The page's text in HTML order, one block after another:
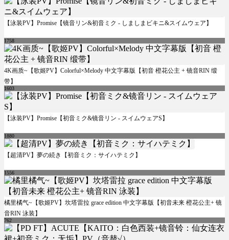
【泳装PV】Promise【镜音リン&初音ミク - しましまビキニ&スイムウェア】
1758
4K画质~【歌姬PV】Colorful×Melody 中文字幕版【初音 橙花公主 + 镜音RIN 缎
带】
1603
【泳装PV】Promise【初音ミク&镜音リン - スイムウェアS】
1880
【超清PV】夢の続き【初音ミク：サイハテミク】
1556
橘里橘气~【歌姬PV】坎塔雷拉 grace edition 中文字幕版【初音未来 橙花公主+ 镜
音RIN 泳装】
762